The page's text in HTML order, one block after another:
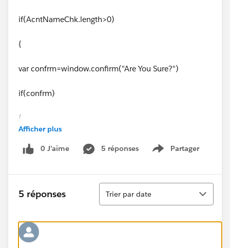
if(AcntNameChk.length>0)
{
var confrm=window.confirm("Are You Sure?")
if(confrm)
{
AccountObj.Id = '{!Account.Id
updateRecdId.push(AccountObj);
updChk=sforce.connection.update([updateRecdId]);
Afficher plus
0 J’aime 5 réponses Partager
Show menu
5 réponses
Tri
Trier par date